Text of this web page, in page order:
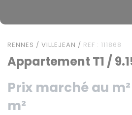
RENNES / VILLEJEAN / REF : 111868
Appartement T1 /
Prix marché au m²
m²